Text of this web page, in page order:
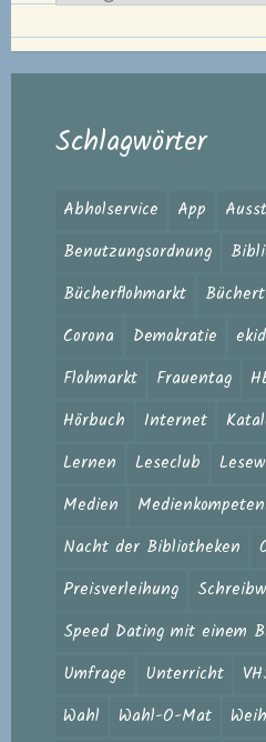
Schlagwörter
Abholservice App
Benutzungsordnung
Bücherflohmarkt
Corona
Demokratie
Flohmarkt
Frauentag
Hörbuch
Internet
Lernen
Leseclub
Medien
Nacht der Bibliotheken
Preisverleihung
Speed Dating mit einem
Umfrage
Unterricht
Wahl
Wahl-O-Mat